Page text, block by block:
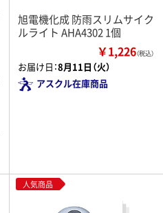
旭電機化成 防雨スリムサイク
ルライト AHA4302 1個
￥1,226（税込）
お届け日：8月11日（火）
アスクル在庫商品
人気商品